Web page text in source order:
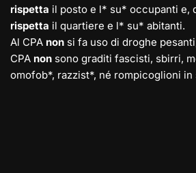
rispetta il posto e l* su* occupanti e,
rispetta il quartiere e l* su* abitanti.
Al CPA non si fa uso di droghe
CPA non sono graditi fascisti, sbirri,
omofob*, razzist*, né rompicoglioni in